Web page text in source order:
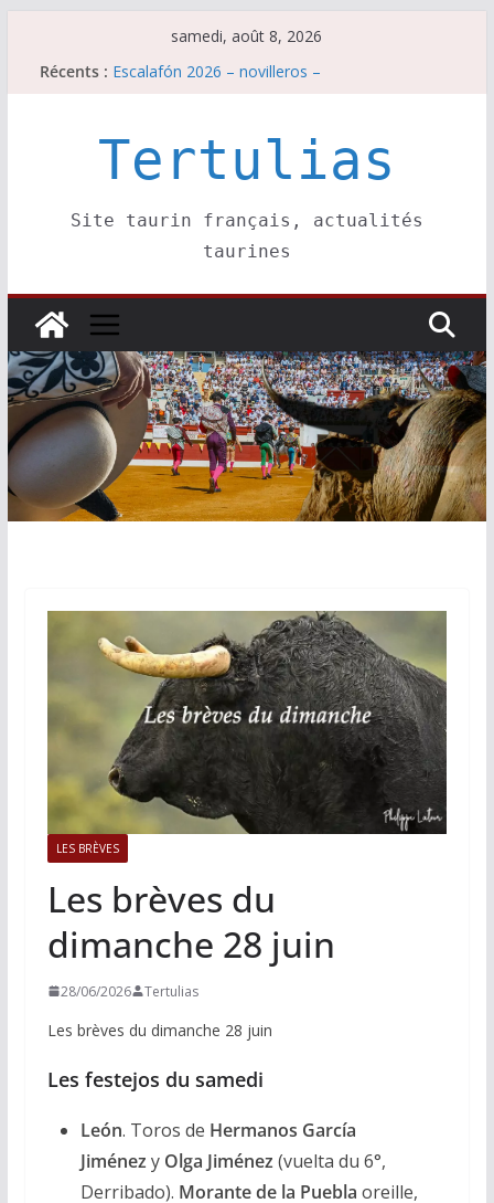
samedi, août 8, 2026
Récents : Escalafón 2026 – matadors de toros-
Maurrin, rendez vous est pris pour l’an prochain.
Les brèves du vendredi 7 août
Tertulias
Site taurin français, actualités
taurines
LES BRÈVES
Les brèves du
dimanche 28 juin
28/06/2026 Tertulias
Les brèves du dimanche 28 juin
Les festejos du samedi
León. Toros de Hermanos García
Jiménez y Olga Jiménez (vuelta du 6°,
Derribado). Morante de la Puebla oreille,